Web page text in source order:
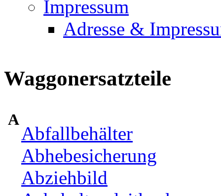
Impressum
Adresse &
Waggonersatzteile
A
Abfallbehälter
Abhebesicherung
Abziehbild